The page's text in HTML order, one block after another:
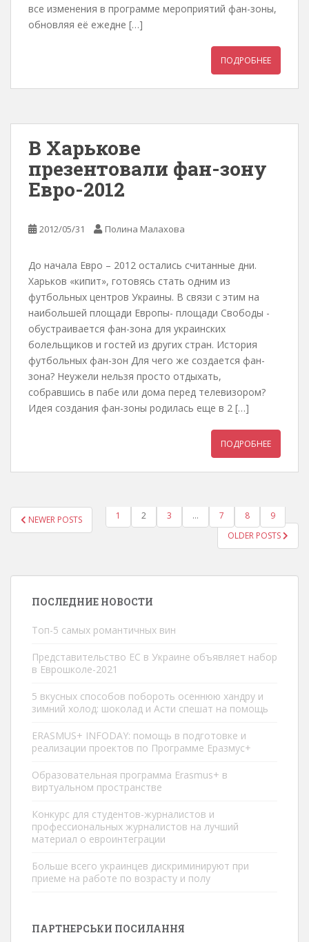
все изменения в программе мероприятий фан-зоны,
обновляя её ежедне […]
ПОДРОБНЕЕ
В Харькове
презентовали фан-зону
Евро-2012
2012/05/31 Полина Малахова
До начала Евро – 2012 остались считанные дни.
Харьков «кипит», готовясь стать одним из
футбольных центров Украины. В связи с этим на
наибольшей площади Европы- площади Свободы -
обустраивается фан-зона для украинских
болельщиков и гостей из других стран. История
футбольных фан-зон Для чего же создается фан-
зона? Неужели нельзя просто отдыхать,
собравшись в пабе или дома перед телевизором?
Идея создания фан-зоны родилась еще в 2 […]
ПОДРОБНЕЕ
ПАГИНАЦИЯ ЗАПИСЕЙ
NEWER POSTS 1 2 3 … 7 8
9
OLDER POSTS
ПОСЛЕДНИЕ НОВОСТИ
Топ-5 самых романтичных вин
Представительство ЕС в Украине объявляет набор
в Еврошколe-2021
5 вкусных способов побороть осеннюю хандру и
зимний холод: шоколад и Асти спешат на помощь
ERASMUS+ INFODAY: помощь в подготовке и
реализации проектов по Программе Еразмус+
Образовательная программа Erasmus+ в
виртуальном пространстве
Конкурс для студентов-журналистов и
профессиональных журналистов на лучший
материал о евроинтеграции
Больше всего украинцев дискриминируют при
приеме на работе по возрасту и полу
ПАРТНЕРСЬКИ ПОСИЛАННЯ